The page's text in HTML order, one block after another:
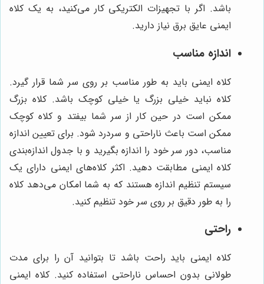
باشد. اگر با تجهیزات الکتریکی کار می‌کنید، به یک کلاه
ایمنی عایق برق نیاز دارید.
اندازه مناسب
کلاه ایمنی باید به طور مناسب بر روی سر شما قرار گیرد.
کلاه نباید خیلی بزرگ یا خیلی کوچک باشد. کلاه بزرگ
ممکن است در حین کار از سر شما بیفتد و کلاه کوچک
ممکن است باعث ناراحتی و سردرد شود. برای تعیین اندازه
مناسب، دور سر خود را اندازه بگیرید و با جدول اندازه‌بندی
کلاه ایمنی مطابقت دهید. اکثر کلاه‌های ایمنی دارای یک
سیستم تنظیم اندازه هستند که به شما امکان می‌دهد کلاه
را به طور دقیق بر روی سر خود تنظیم کنید.
راحتی
کلاه ایمنی باید راحت باشد تا بتوانید آن را برای مدت
طولانی بدون احساس ناراحتی استفاده کنید. کلاه ایمنی